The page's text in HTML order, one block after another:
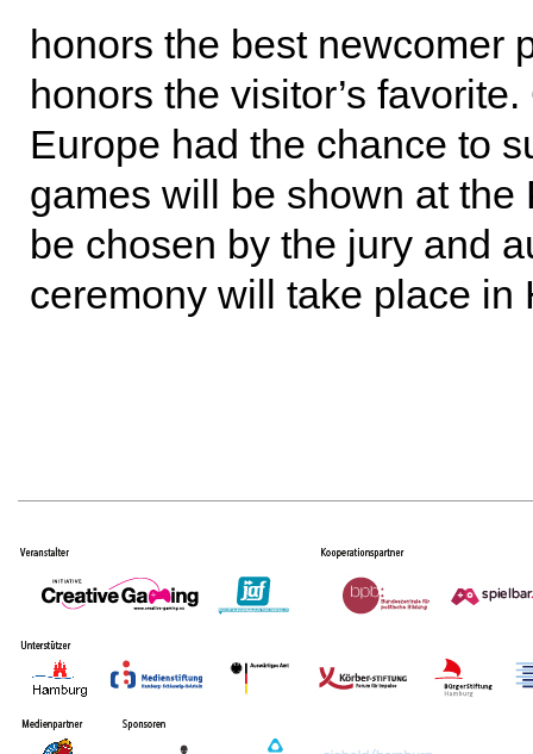
honors the best newcomer
honors the visitor’s
Europe had the chance to
games will be shown at
be chosen by the jury and
ceremony will take place in